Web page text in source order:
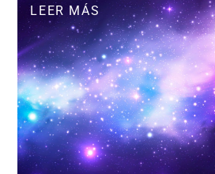
LEER MÁS